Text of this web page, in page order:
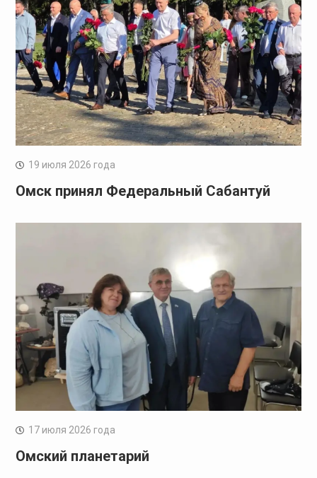
19 июля 2026 года
Омск принял Федеральный Сабантуй
17 июля 2026 года
Омский планетарий